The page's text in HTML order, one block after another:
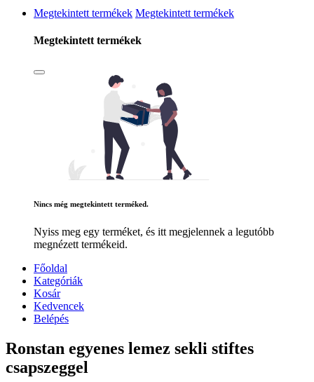
Megtekintett termékek Megtekintett termékek
Megtekintett termékek
Nincs még megtekintett terméked.
Nyiss meg egy terméket, és itt megjelennek a legutóbb
megnézett termékeid.
Főoldal
Kategóriák
Kosár
Kedvencek
Belépés
Ronstan egyenes lemez sekli stiftes
csapszeggel